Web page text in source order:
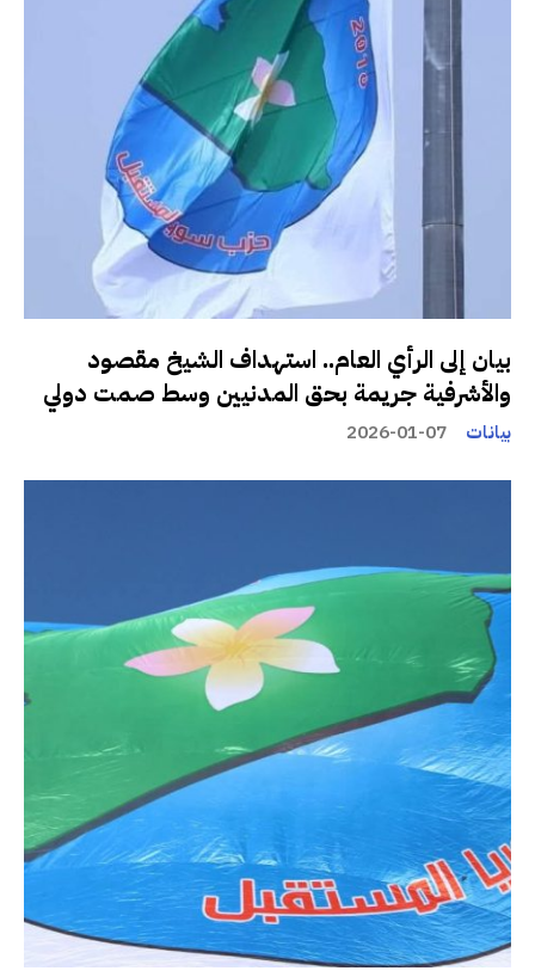
بيان إلى الرأي العام.. استهداف الشيخ مقصود
والأشرفية جريمة بحق المدنيين وسط صمت دولي
بيانات 2026-01-07